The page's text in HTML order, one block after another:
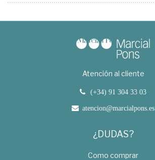
Atención al cliente
(+34) 91 304 33 03
atencion@marcialpons.es
¿DUDAS?
Como comprar